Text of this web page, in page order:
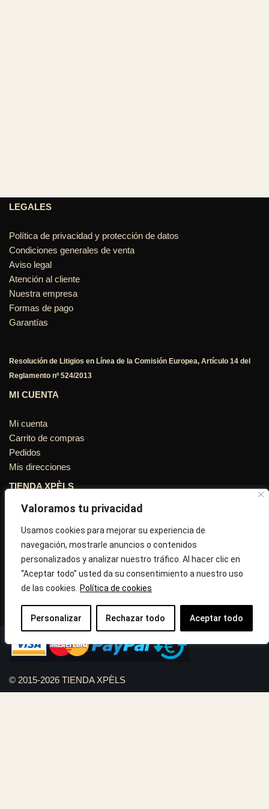
Valoramos tu privacidad
Usamos cookies para mejorar su experiencia de
navegación, mostrarle anuncios o contenidos
personalizados y analizar nuestro tráfico. Al hacer clic en
“Aceptar todo” usted da su consentimiento a nuestro uso
de las cookies.
Política de cookies
Personalizar Rechazar todo Aceptar todo
LEGALES
Política de privacidad y protección de datos
Condiciones generales de venta
Aviso legal
Atención al cliente
Nuestra empresa
Formas de pago
Garantías
Resolución de Litigios en Línea de la Comisión Europea, Artículo 14 del
Reglamento nº 524/2013
MI CUENTA
Mi cuenta
Carrito de compras
Pedidos
Mis direcciones
TIENDA XPÈLS
Avinguda Molins de Rei Nº 3
08755, Barcelona, Cataluña, España
Horario: Lun-Vie 09:30h a 13:30h y 16:45h a 20:00h - Sab
10:30h a 14:.00h
Correo:info@tiendaxpels.com
© 2015-2026 TIENDA XPÈLS